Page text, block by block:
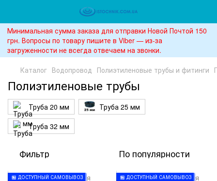
Минимальная сумма заказа для отправки Новой Почтой 150
грн. Вопросы по товару пишите в Viber — из-за
загруженности не всегда отвечаем на звонки.
Каталог Водопровод Полиэтиленовые трубы и фитинги
Полиэтиленовые трубы
Труба 20 мм
Труба 25 мм
Труба 32 мм
Фильтр По популярности
🏪 ДОСТУПНЫЙ САМОВЫВОЗ
🏪 ДОСТУПНЫЙ САМОВЫВОЗ